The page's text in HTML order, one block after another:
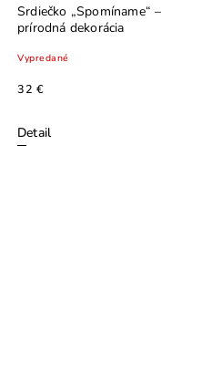
Srdiečko „Spomíname“ –
prírodná dekorácia
Vypredané
32 €
Detail